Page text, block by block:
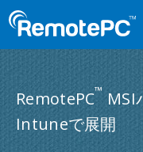
RemotePC™ MSI
Intuneで展開